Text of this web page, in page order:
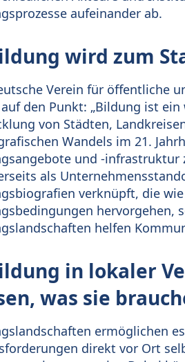
aufeinander ab.
wird zum
Verein für öffentliche
auf den Punkt: „Bildung ist
von Städten,
Wandels im 21.
und -infrastruktur
als
verknüpft, die
hervorgehen,
helfen
in lokaler
was sie
ermöglichen
direkt vor Ort